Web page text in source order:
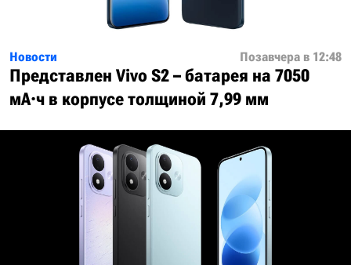
Новости Позавчера в 12:48
Представлен Vivo S2 – батарея на 7050
мА·ч в корпусе толщиной 7,99 мм